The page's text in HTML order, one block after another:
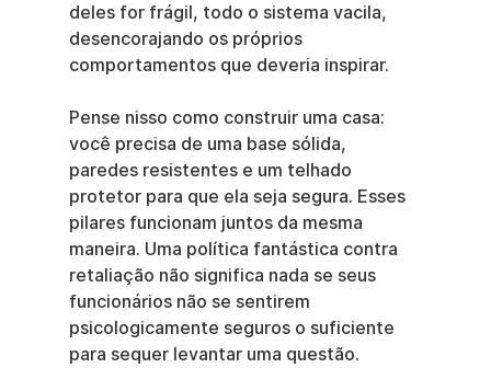
deles for frágil, todo o sistema vacila,
desencorajando os próprios
comportamentos que deveria inspirar.
Pense nisso como construir uma casa:
você precisa de uma base sólida,
paredes resistentes e um telhado
protetor para que ela seja segura. Esses
pilares funcionam juntos da mesma
maneira. Uma política fantástica contra
retaliação não significa nada se seus
funcionários não se sentirem
psicologicamente seguros o suficiente
para sequer levantar uma questão.